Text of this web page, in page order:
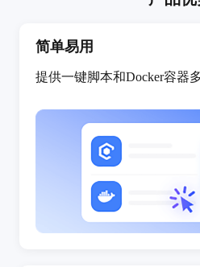
简单易用
提供一键脚本和Docker容器